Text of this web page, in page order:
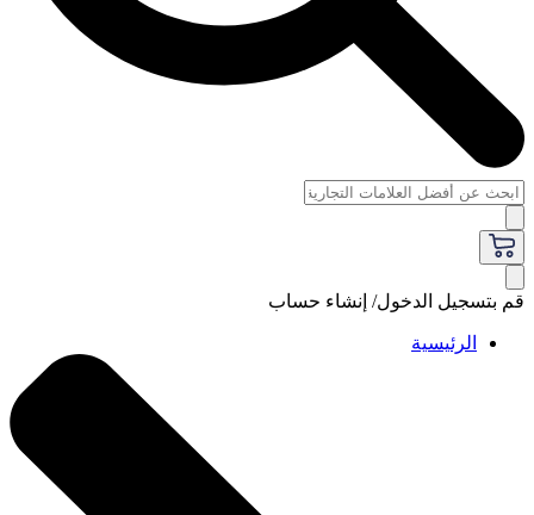
قم بتسجيل الدخول/ إنشاء حساب
الرئيسية